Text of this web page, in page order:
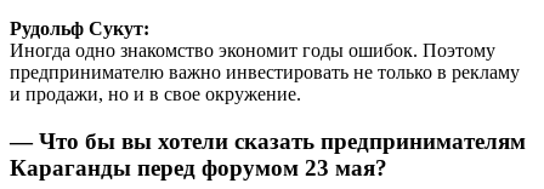
Рудольф Сукут:
Иногда одно знакомство экономит годы ошибок. Поэтому
предпринимателю важно инвестировать не только в рекламу
и продажи, но и в свое окружение.
— Что бы вы хотели сказать предпринимателям
Караганды перед форумом 23 мая?